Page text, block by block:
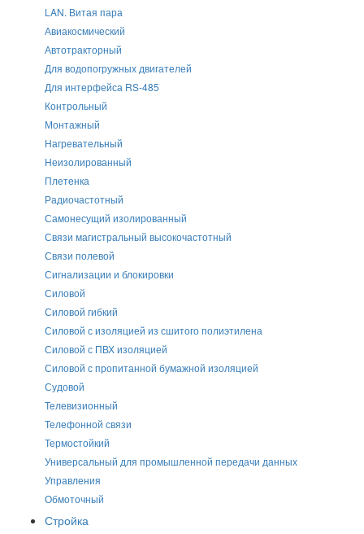
LAN. Витая пара
Авиакосмический
Автотракторный
Для водопогружных двигателей
Для интерфейса RS-485
Контрольный
Монтажный
Нагревательный
Неизолированный
Плетенка
Радиочастотный
Самонесущий изолированный
Связи магистральный высокочастотный
Связи полевой
Сигнализации и блокировки
Силовой
Силовой гибкий
Силовой с изоляцией из сшитого полиэтилена
Силовой с ПВХ изоляцией
Силовой с пропитанной бумажной изоляцией
Судовой
Телевизионный
Телефонной связи
Термостойкий
Универсальный для промышленной передачи данных
Управления
Обмоточный
Стройка